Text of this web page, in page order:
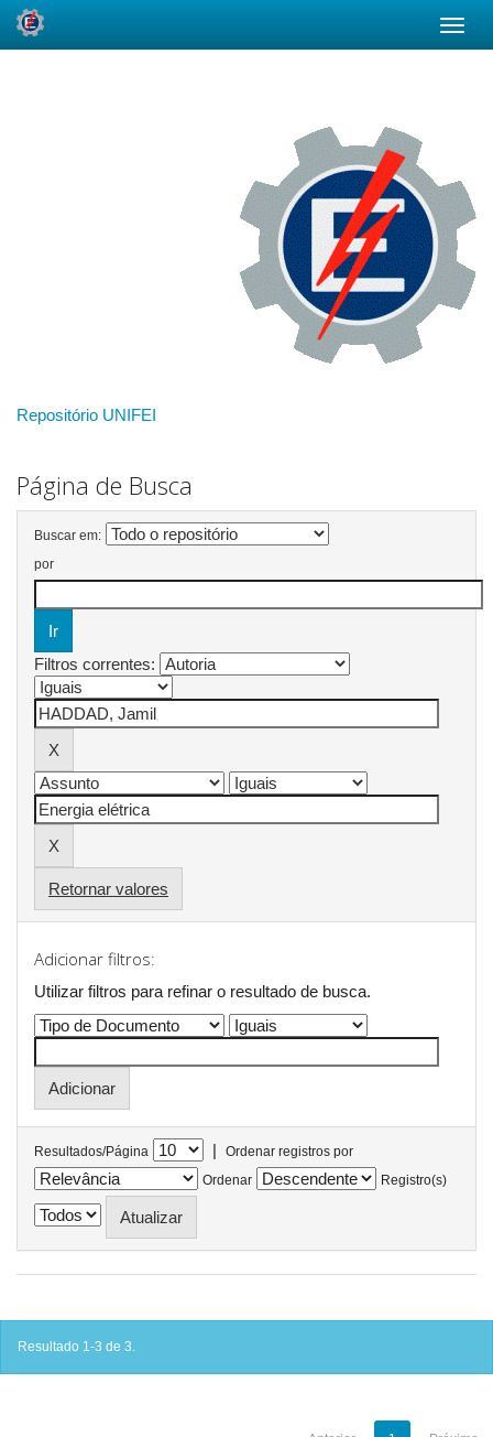
Repositório UNIFEI
Página de Busca
Buscar em:
por
Filtros correntes:
Retornar valores
Adicionar filtros:
Utilizar filtros para refinar o resultado de busca.
Resultados/Página |
Ordenar registros por
Ordenar
Registro(s)
Resultado 1-3 de 3.